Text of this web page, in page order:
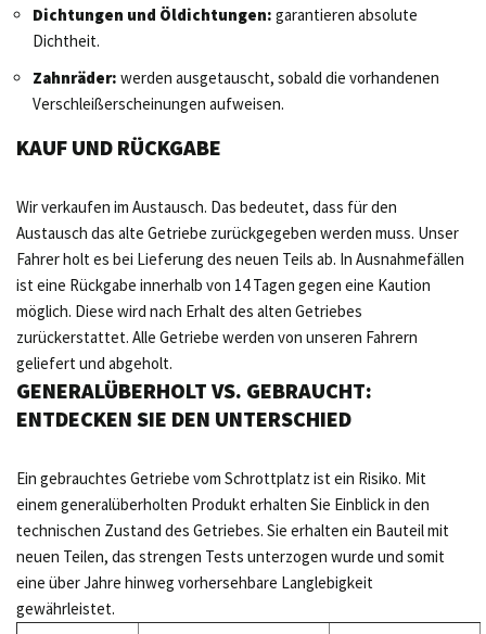
Dichtungen und Öldichtungen: garantieren absolute
Dichtheit.
Zahnräder: werden ausgetauscht, sobald die vorhandenen
Verschleißerscheinungen aufweisen.
KAUF UND RÜCKGABE
Wir verkaufen im Austausch. Das bedeutet, dass für den
Austausch das alte Getriebe zurückgegeben werden muss. Unser
Fahrer holt es bei Lieferung des neuen Teils ab. In Ausnahmefällen
ist eine Rückgabe innerhalb von 14 Tagen gegen eine Kaution
möglich. Diese wird nach Erhalt des alten Getriebes
zurückerstattet. Alle Getriebe werden von unseren Fahrern
geliefert und abgeholt.
GENERALÜBERHOLT VS. GEBRAUCHT:
ENTDECKEN SIE DEN UNTERSCHIED
Ein gebrauchtes Getriebe vom Schrottplatz ist ein Risiko. Mit
einem generalüberholten Produkt erhalten Sie Einblick in den
technischen Zustand des Getriebes. Sie erhalten ein Bauteil mit
neuen Teilen, das strengen Tests unterzogen wurde und somit
eine über Jahre hinweg vorhersehbare Langlebigkeit
gewährleistet.